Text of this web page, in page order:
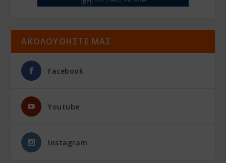
ΑΚΟΛΟΥΘΗΣΤΕ ΜΑΣ
Facebook
Youtube
Instagram